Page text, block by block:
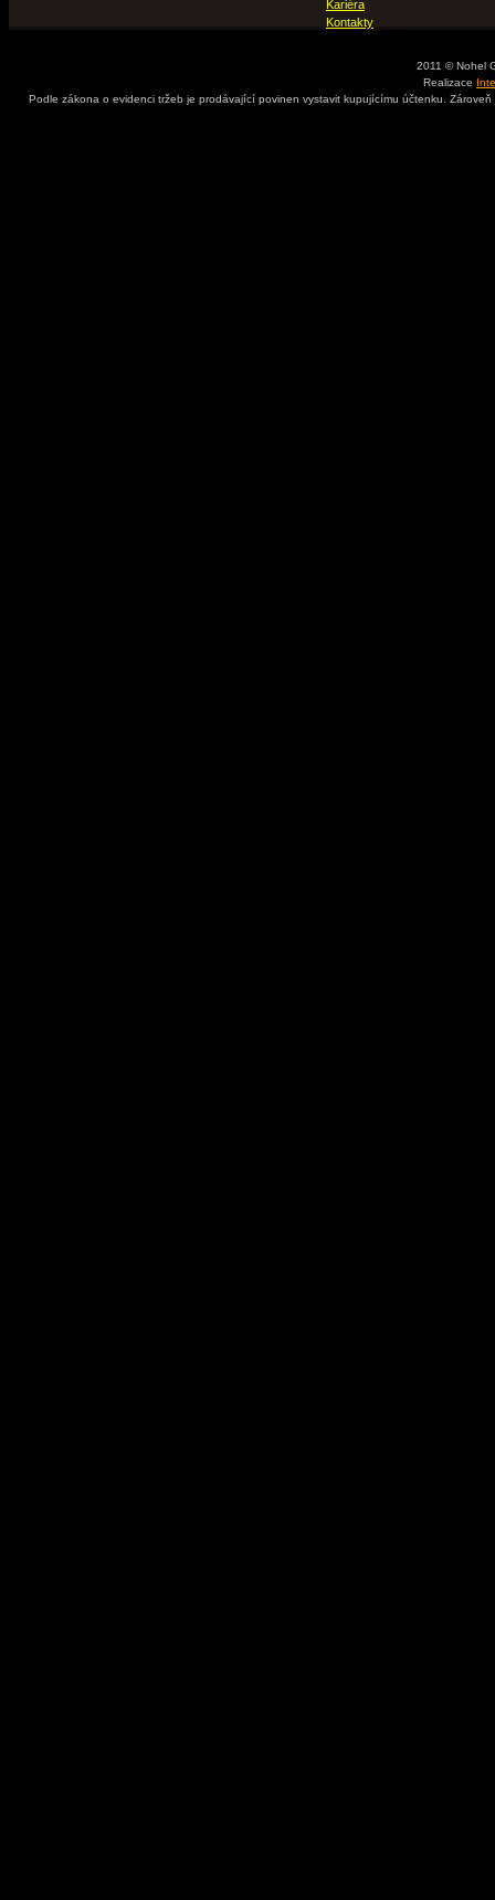
Kariéra
Kontakty
2011 © Nohel
Realizace
Podle zákona o evidenci tržeb je prodávající povinen vystavit kupujícímu účtenku.